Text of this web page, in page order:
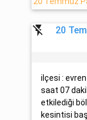
flash_off
20
ilçesi :
saat 07
etkilediği
kesintisi